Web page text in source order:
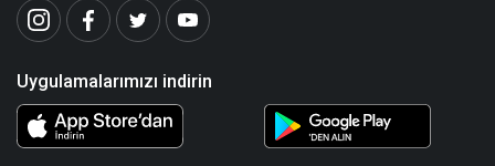
Uygulamalarımızı indirin